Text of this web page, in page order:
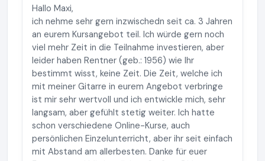
Hallo Maxi,
ich nehme sehr gern inzwischedn seit ca. 3 Jahren
an eurem Kursangebot teil. Ich würde gern noch
viel mehr Zeit in die Teilnahme investieren, aber
leider haben Rentner (geb.: 1956) wie Ihr
bestimmt wisst, keine Zeit. Die Zeit, welche ich
mit meiner Gitarre in eurem Angebot verbringe
ist mir sehr wertvoll und ich entwickle mich, sehr
langsam, aber gefühlt stetig weiter. Ich hatte
schon verschiedene Online-Kurse, auch
persönlichen Einzelunterricht, aber ihr seit einfach
mit Abstand am allerbesten. Danke für euer